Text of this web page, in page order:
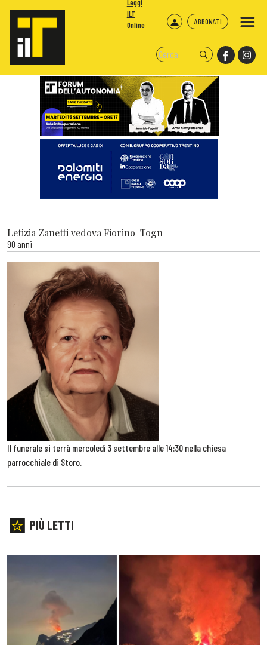
ABBONATI
Leggi
ILT
Online
Letizia Zanetti vedova Fiorino-Togn
90 anni
Il funerale si terrà mercoledì 3 settembre alle 14:30 nella chiesa
parrocchiale di Storo.
PIÙ LETTI